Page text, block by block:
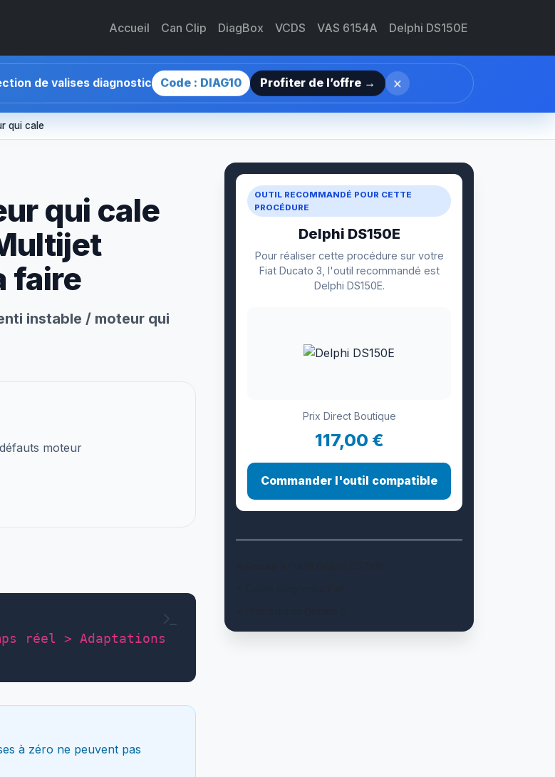
Accueil Can Clip DiagBox VCDS VAS 6154A Delphi DS150E
de valises diagnostic Code : DIAG10 Profiter de l’offre → ×
qui cale
qui cale
faire
instable / moteur qui
moteur
réel > Adaptations
à zéro ne peuvent pas
OUTIL RECOMMANDÉ POUR CETTE
PROCÉDURE
Delphi DS150E
Pour réaliser cette procédure sur votre
Fiat Ducato 3, l'outil recommandé est
Delphi DS150E.
Prix Direct Boutique
117,00 €
Commander l'outil compatible